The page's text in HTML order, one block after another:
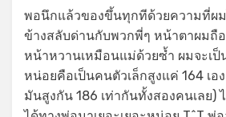
พอนึกแล้วของขึ้นทุกทีด้วยความที่ผ
ข้างสลับด่านกับพวกพี่ๆ หน้าตาผมถือ
หน้าหวานเหมือนแม่ด้วยซ้ำ ผมจะเ
หน่อยคือเป็นคนตัวเล็กสูงแค่ 164 เอ
มันสูงกัน 186 เท่ากันทั้งสองคนเลย)